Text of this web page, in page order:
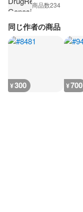
商品数234
同じ作者の商品
¥300 ¥700